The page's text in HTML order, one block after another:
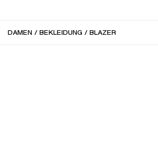
DAMEN / BEKLEIDUNG / BLAZER